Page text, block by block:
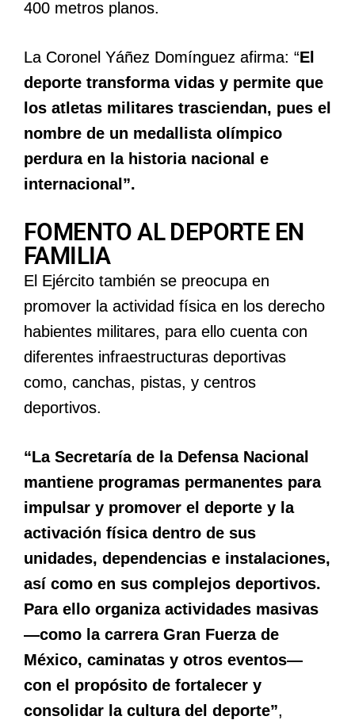
400 metros planos.
La Coronel Yáñez Domínguez afirma: “El
deporte transforma vidas y permite que
los atletas militares trasciendan, pues el
nombre de un medallista olímpico
perdura en la historia nacional e
internacional”.
FOMENTO AL DEPORTE EN
FAMILIA
El Ejército también se preocupa en
promover la actividad física en los derecho
habientes militares, para ello cuenta con
diferentes infraestructuras deportivas
como, canchas, pistas, y centros
deportivos.
“La Secretaría de la Defensa Nacional
mantiene programas permanentes para
impulsar y promover el deporte y la
activación física dentro de sus
unidades, dependencias e instalaciones,
así como en sus complejos deportivos.
Para ello organiza actividades masivas
—como la carrera Gran Fuerza de
México, caminatas y otros eventos—
con el propósito de fortalecer y
consolidar la cultura del deporte”,